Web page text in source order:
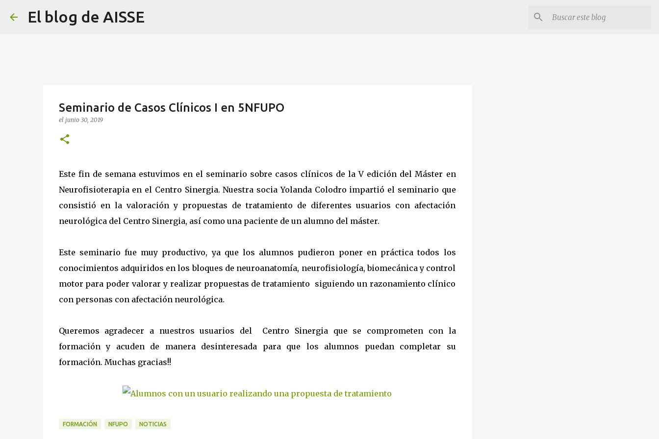
El blog de AISSE
Seminario de Casos Clínicos I en 5NFUPO
el junio 30, 2019
Este fin de semana estuvimos en el seminario sobre casos clínicos de la V edición del Máster en
Neurofisioterapia en el Centro Sinergia. Nuestra socia Yolanda Colodro impartió el seminario que
consistió en la valoración y propuestas de tratamiento de diferentes usuarios con afectación
neurológica del Centro Sinergia, así como una paciente de un alumno del máster.
Este seminario fue muy productivo, ya que los alumnos pudieron poner en práctica todos los
conocimientos adquiridos en los bloques de neuroanatomía, neurofisiología, biomecánica y control
motor para poder valorar y realizar propuestas de tratamiento siguiendo un razonamiento clínico
con personas con afectación neurológica.
Queremos agradecer a nuestros usuarios del Centro Sinergia que se comprometen con la
formación y acuden de manera desinteresada para que los alumnos puedan completar su
formación. Muchas gracias!!
FORMACIÓN NFUPO NOTICIAS